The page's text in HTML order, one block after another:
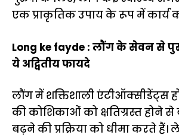
एक प्राकृतिक उपाय के रूप में कार्य
Long ke fayde : लौंग के सेवन से
ये अद्वितीय फायदे
लौंग में शक्तिशाली एंटीऑक्सीडेंट्स
की कोशिकाओं को क्षतिग्रस्त होने से
बढ़ने की प्रक्रिया को धीमा करते